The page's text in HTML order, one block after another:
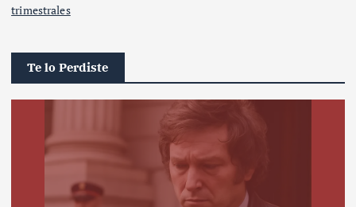
trimestrales
Te lo Perdiste